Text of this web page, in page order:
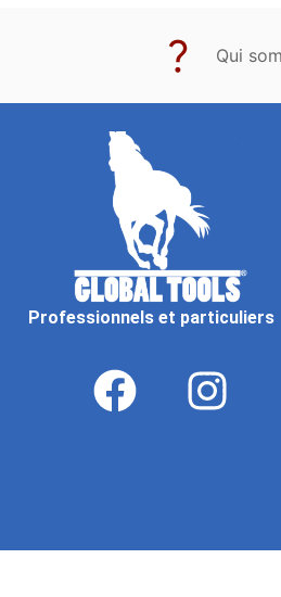
Qui
Professionnels et particuliers